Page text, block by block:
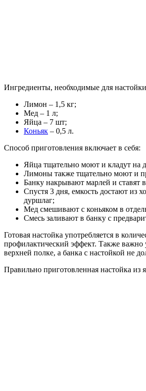
Ингредиенты, необходимые для
Лимон – 1,5 кг;
Мед – 1 л;
Яйца – 7 шт;
Коньяк – 0,5 л.
Способ приготовления включает в себя:
Яйца тщательно моют и кладут на
Лимоны также тщательно моют и
Банку накрывают марлей и ставят
Спустя 3 дня, емкость достают из
дуршлаг;
Мед смешивают с коньяком в
Смесь заливают в банку с
Готовая настойка употребляется в
профилактический эффект. Также важно
верхней полке, а банка с настойкой не
Правильно приготовленная настойка из